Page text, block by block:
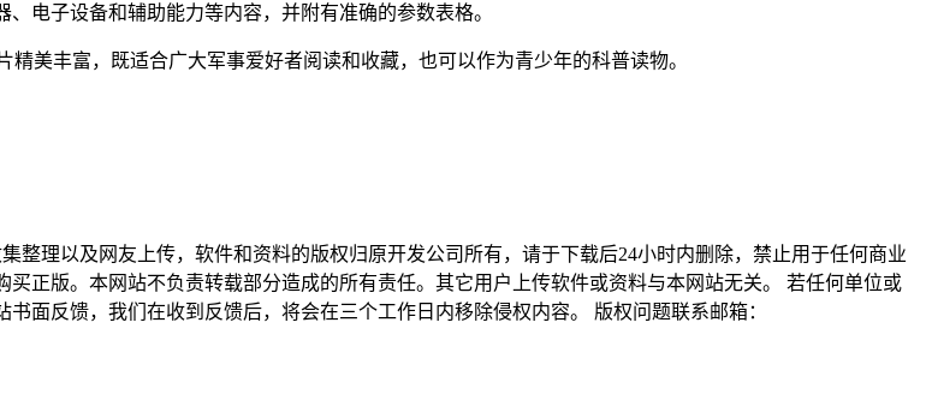
电子设备和辅助能力等内容，并附有准确的参数表格。
美丰富，既适合广大军事爱好者阅读和收藏，也可以作为青少年的科普读物。
整理以及网友上传，软件和资料的版权归原开发公司所有，请于下载后24小时内删除，禁止用于任何商业
正版。本网站不负责转载部分造成的所有责任。其它用户上传软件或资料与本网站无关。 若任何单位或
面反馈，我们在收到反馈后，将会在三个工作日内移除侵权内容。 版权问题联系邮箱：